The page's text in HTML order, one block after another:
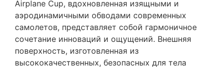
Airplane Cup, вдохновленная изящными и
аэродинамичными обводами современных
самолетов, представляет собой гармоничное
сочетание инноваций и ощущений. Внешняя
поверхность, изготовленная из
высококачественных, безопасных для тела